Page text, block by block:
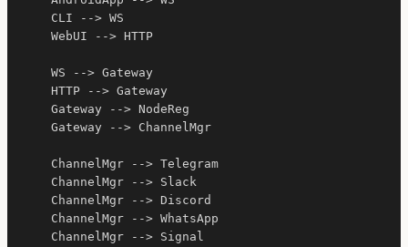
    CLI --> WS
    WebUI --> HTTP
    WS --> Gateway
    HTTP --> Gateway
    Gateway --> NodeReg
    Gateway --> ChannelMgr
    ChannelMgr --> Telegram
    ChannelMgr --> Slack
    ChannelMgr --> Discord
    ChannelMgr --> WhatsApp
    ChannelMgr --> Signal